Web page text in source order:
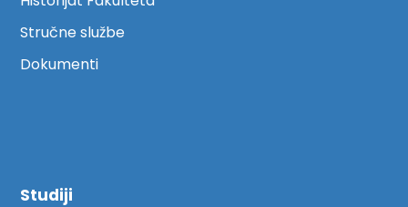
Stručne službe
Dokumenti
Studiji